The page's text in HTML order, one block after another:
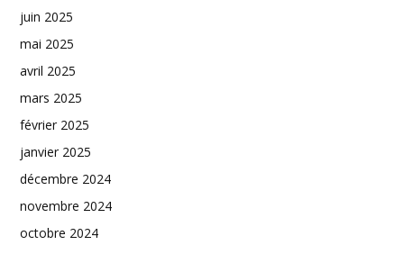
juin 2025
mai 2025
avril 2025
mars 2025
février 2025
janvier 2025
décembre 2024
novembre 2024
octobre 2024